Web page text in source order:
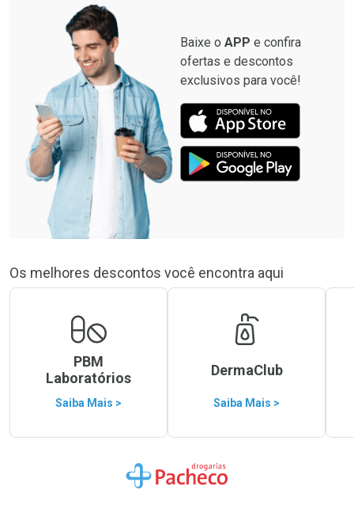
Baixe o APP e confira
ofertas e descontos
exclusivos para você!
Os melhores descontos você encontra aqui
PBM
Laboratórios
Saiba Mais >
DermaClub
Saiba Mais >
Ir para a Home